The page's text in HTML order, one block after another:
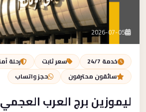
بنا
احجز الآن
2026-07-05
خدمة 24/7 سعر ثابت
رحلة آمنة
سائقون محترفون
حجز واتساب
ليموزين برج العرب العجمي